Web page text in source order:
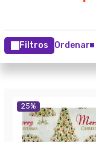
Filtros Ordenar
25%